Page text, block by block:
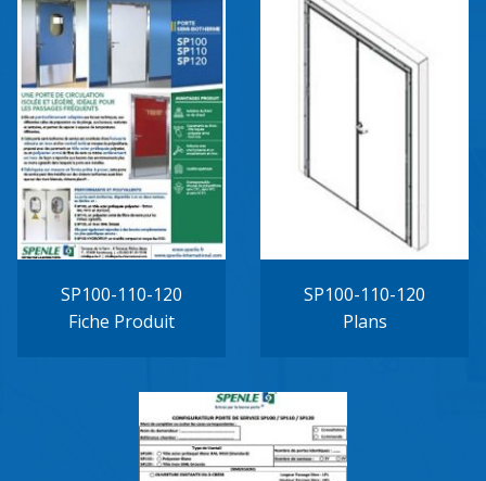
SP100-110-120
Fiche Produit
SP100-110-120
Plans